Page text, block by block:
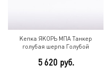
Кепка ЯКОРЬ МПА Танкер
голубая шерпа Голубой
5 620 руб.